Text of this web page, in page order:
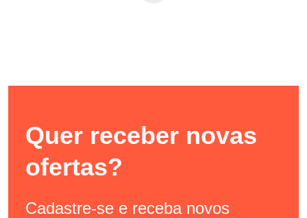
Quer receber novas
ofertas?
Cadastre-se e receba novos